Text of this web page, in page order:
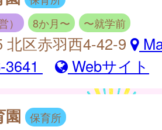
）
8か月〜 〜就学前
北区赤羽西4-42-9
Webサイト
園
保育所